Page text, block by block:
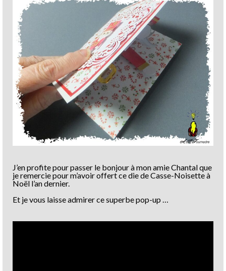
J’en profite pour passer le bonjour à mon amie Chantal que
je remercie pour m’avoir offert ce die de Casse-Noisette à
Noël l’an dernier.
Et je vous laisse admirer ce superbe pop-up …